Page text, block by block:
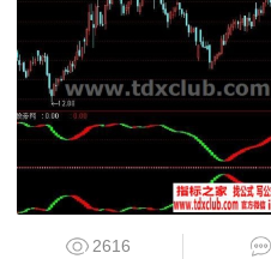
2616